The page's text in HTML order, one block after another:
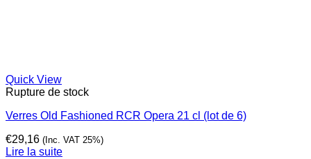
Quick View
Rupture de stock
Verres Old Fashioned RCR Opera 21 cl (lot de 6)
€29,16 (Inc. VAT 25%)
Lire la suite